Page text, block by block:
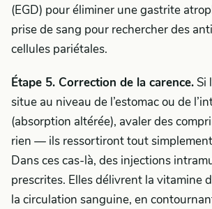
(EGD) pour éliminer une gastrite
prise de sang pour rechercher des
cellules pariétales.
Étape 5. Correction de la carence.Si
situe au niveau de l’estomac ou de
(absorption altérée), avaler des
rien — ils ressortiront tout simplement
Dans ces cas-là, des injections
prescrites. Elles délivrent la vitamine
la circulation sanguine, en